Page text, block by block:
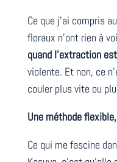
Ce que j’ai compris
floraux n’ont rien à
quand l’extraction
violente. Et non, ce
couler plus vite ou
Une méthode
Ce qui me fascine